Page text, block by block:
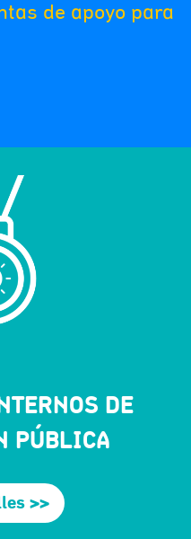
de apoyo para
DE
PÚBLICA
>>